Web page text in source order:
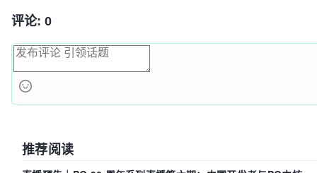
评论: 0
推荐阅读